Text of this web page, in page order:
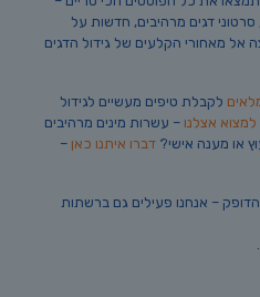
סרטוני דגים מרהיבים, חדשות על
אל מאחורי הקלעים של גידול הדגים
לקבלת טיפים מעשיים לגידול
אצלנו – עשרות מינים מרהיבים
או מענה אישי? דברו איתנו כאן –
– אנחנו פעילים גם ברשתות
.